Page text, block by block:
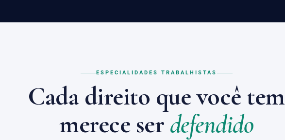
ESPECIALIDADES TRABALHISTAS
Cada direito que você tem
merece ser defendido